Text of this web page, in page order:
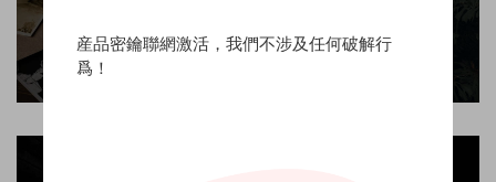
産品密鑰聯網激活，我們不涉及任何破解行
爲！